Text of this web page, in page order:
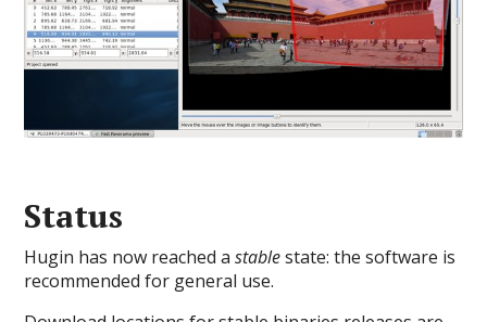
Status
Hugin has now reached astablestate: the software is
recommended for general use.